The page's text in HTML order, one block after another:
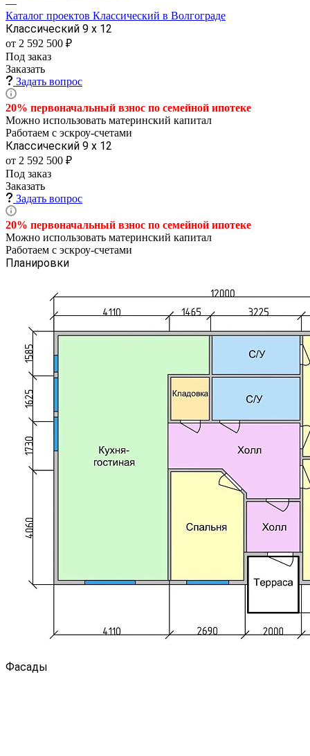
—
Каталог проектов Классический в Волгограде
Классический 9 х 12
от 2 592 500 ₽
Под заказ
Заказать
Задать вопрос
20% первоначальный взнос по семейной ипотеке
Можно использовать материнский капитал
Работаем с эскроу-счетами
Классический 9 х 12
от 2 592 500 ₽
Под заказ
Заказать
Задать вопрос
20% первоначальный взнос по семейной ипотеке
Можно использовать материнский капитал
Работаем с эскроу-счетами
Планировки
Фасады